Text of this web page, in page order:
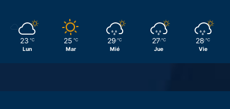
23 ℃
Lun
25 ℃
Mar
29 ℃
Mié
27 ℃
Jue
28 ℃
Vie